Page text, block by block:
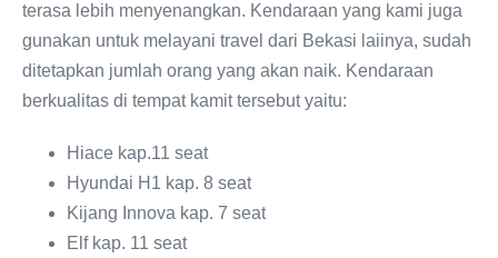
terasa lebih menyenangkan. Kendaraan yang kami juga
gunakan untuk melayani travel dari Bekasi laiinya, sudah
ditetapkan jumlah orang yang akan naik. Kendaraan
berkualitas di tempat kamit tersebut yaitu:
Hiace kap.11 seat
Hyundai H1 kap. 8 seat
Kijang Innova kap. 7 seat
Elf kap. 11 seat